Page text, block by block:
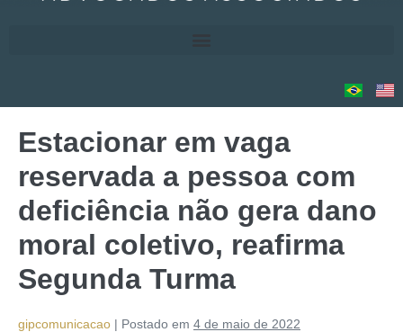
Estacionar em vaga
reservada a pessoa com
deficiência não gera dano
moral coletivo, reafirma
Segunda Turma
gipcomunicacao | Postado em 4 de maio de 2022